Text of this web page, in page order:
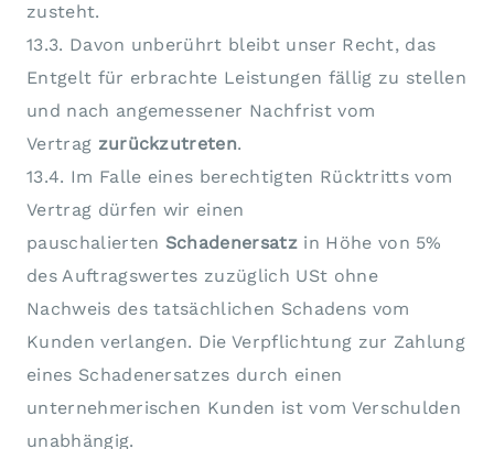
zusteht.
13.3. Davon unberührt bleibt unser Recht, das
Entgelt für erbrachte Leistungen fällig zu stellen
und nach angemessener Nachfrist vom
Vertrag zurückzutreten.
13.4. Im Falle eines berechtigten Rücktritts vom
Vertrag dürfen wir einen
pauschalierten Schadenersatz in Höhe von 5%
des Auftragswertes zuzüglich USt ohne
Nachweis des tatsächlichen Schadens vom
Kunden verlangen. Die Verpflichtung zur Zahlung
eines Schadenersatzes durch einen
unternehmerischen Kunden ist vom Verschulden
unabhängig.